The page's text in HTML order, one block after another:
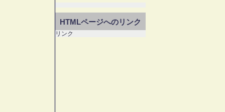
HTMLページへのリンク
リンク